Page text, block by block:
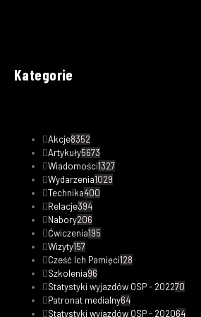
Kategorie
Akcje8352
Artykuły5673
Wiadomości1327
Wydarzenia1029
Technika400
Relacje394
Nabory206
Ćwiczenia195
Wizyty157
Cześć Ich Pamięci128
Szkolenia96
Statystyki wyjazdów OSP - 202270
Patronat medialny64
Statystyki wyjazdów OSP - 202064